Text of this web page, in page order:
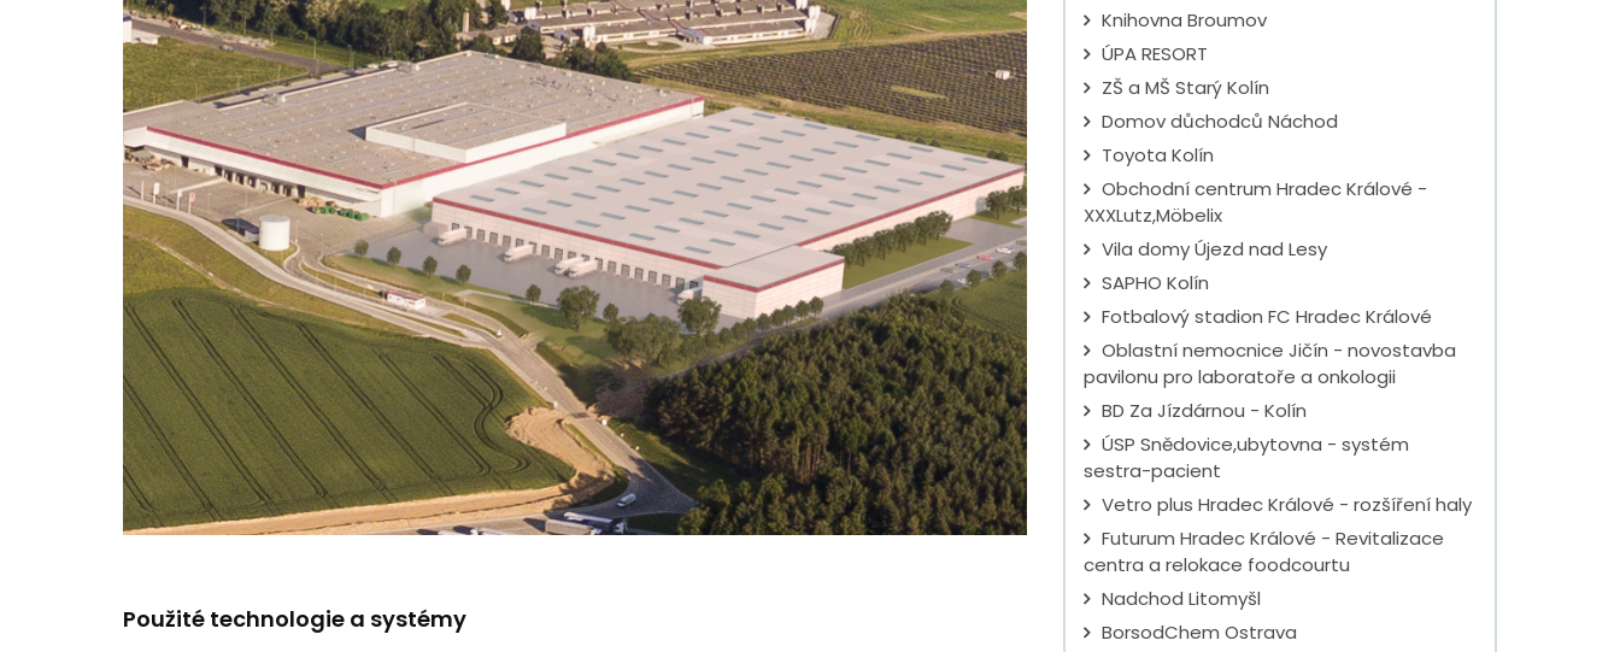
Použité technologie a systémy
Knihovna Broumov
ÚPA RESORT
ZŠ a MŠ Starý Kolín
Domov důchodců Náchod
Toyota Kolín
Obchodní centrum Hradec Králové -
XXXLutz,Möbelix
Vila domy Újezd nad Lesy
SAPHO Kolín
Fotbalový stadion FC Hradec Králové
Oblastní nemocnice Jičín - novostavba
pavilonu pro laboratoře a onkologii
BD Za Jízdárnou - Kolín
ÚSP Snědovice,ubytovna - systém
sestra-pacient
Vetro plus Hradec Králové - rozšíření haly
Futurum Hradec Králové - Revitalizace
centra a relokace foodcourtu
Nadchod Litomyšl
BorsodChem Ostrava